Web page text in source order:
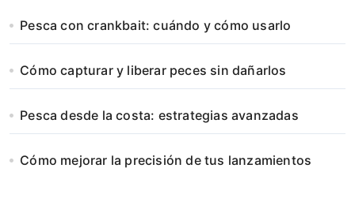
Pesca con crankbait: cuándo y cómo usarlo
Cómo capturar y liberar peces sin dañarlos
Pesca desde la costa: estrategias avanzadas
Cómo mejorar la precisión de tus lanzamientos